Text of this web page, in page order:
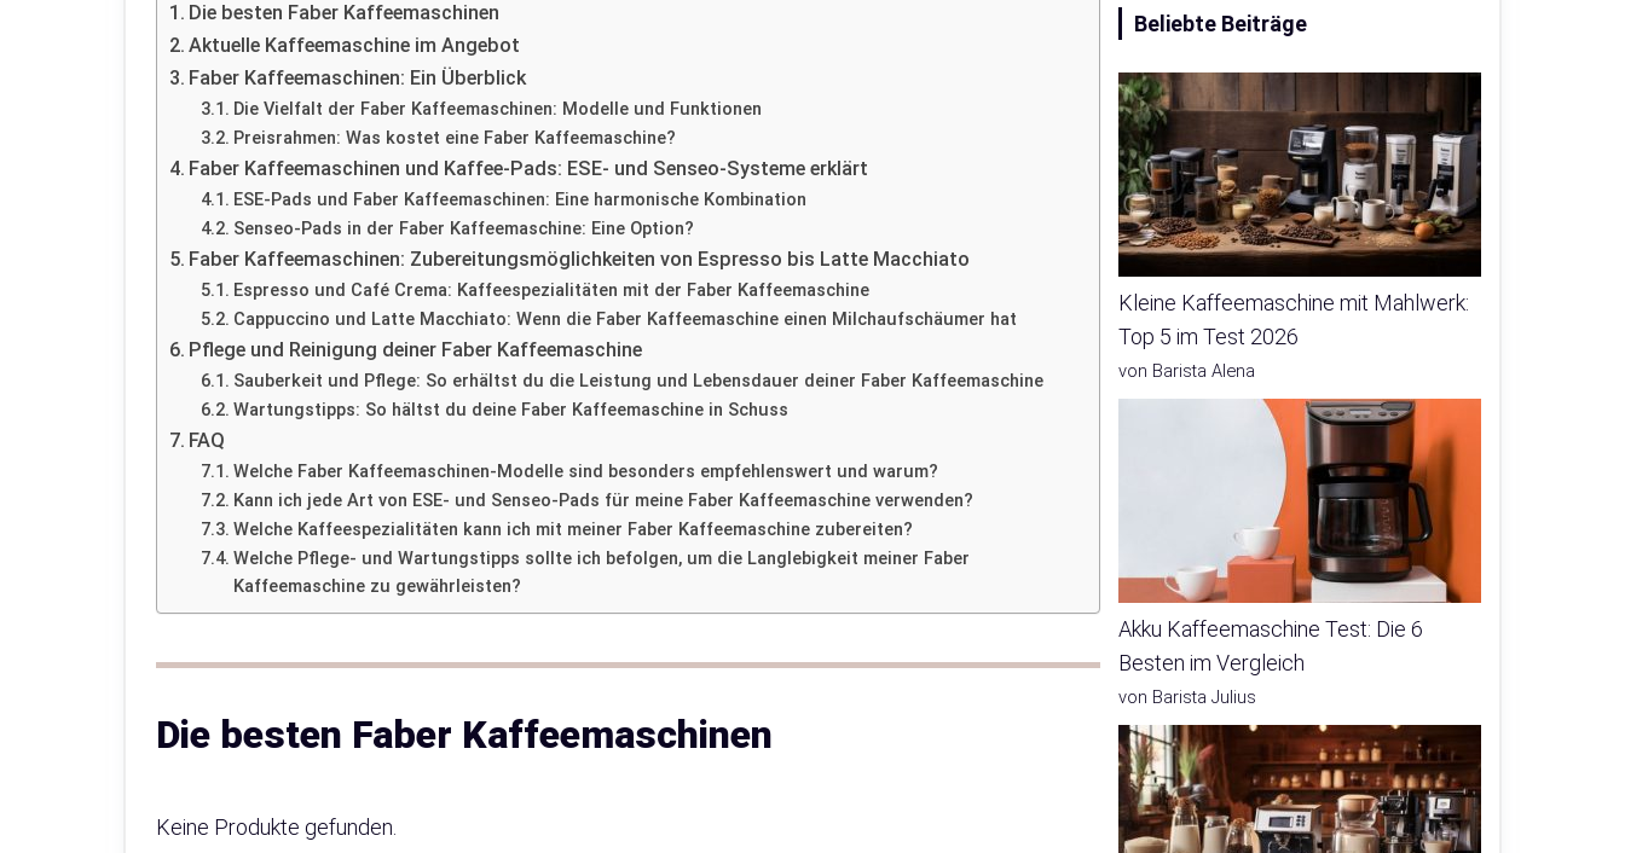
Die besten Faber Kaffeemaschinen
Aktuelle Kaffeemaschine im Angebot
Faber Kaffeemaschinen: Ein Überblick
Die Vielfalt der Faber Kaffeemaschinen: Modelle und Funktionen
Preisrahmen: Was kostet eine Faber Kaffeemaschine?
Faber Kaffeemaschinen und Kaffee-Pads: ESE- und Senseo-Systeme erklärt
ESE-Pads und Faber Kaffeemaschinen: Eine harmonische Kombination
Senseo-Pads in der Faber Kaffeemaschine: Eine Option?
Faber Kaffeemaschinen: Zubereitungsmöglichkeiten von Espresso bis Latte Macchiato
Espresso und Café Crema: Kaffeespezialitäten mit der Faber Kaffeemaschine
Cappuccino und Latte Macchiato: Wenn die Faber Kaffeemaschine einen Milchaufschäumer hat
Pflege und Reinigung deiner Faber Kaffeemaschine
Sauberkeit und Pflege: So erhältst du die Leistung und Lebensdauer deiner Faber Kaffeemaschine
Wartungstipps: So hältst du deine Faber Kaffeemaschine in Schuss
FAQ
Welche Faber Kaffeemaschinen-Modelle sind besonders empfehlenswert und warum?
Kann ich jede Art von ESE- und Senseo-Pads für meine Faber Kaffeemaschine verwenden?
Welche Kaffeespezialitäten kann ich mit meiner Faber Kaffeemaschine zubereiten?
Welche Pflege- und Wartungstipps sollte ich befolgen, um die Langlebigkeit meiner Faber
Kaffeemaschine zu gewährleisten?
Die besten Faber Kaffeemaschinen
Keine Produkte gefunden.
Beliebte Beiträge
Kleine Kaffeemaschine mit Mahlwerk:
Top 5 im Test 2026
von Barista Alena
Akku Kaffeemaschine Test: Die 6
Besten im Vergleich
von Barista Julius